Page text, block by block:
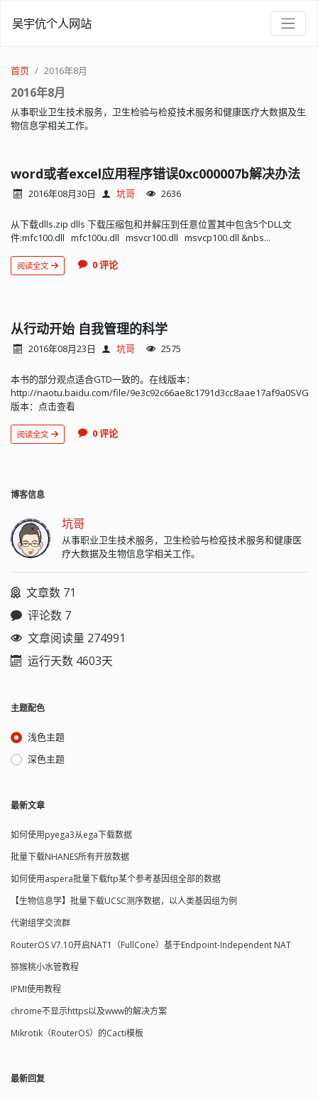
吴宇伉个人网站
首页 2016年8月
2016年8月
从事职业卫生技术服务，卫生检验与检疫技术服务和健康医疗大数据及生
物信息学相关工作。
word或者excel应用程序错误0xc000007b解决办法
2016年08月30日 坑哥 2636
从下载dlls.zip dlls 下载压缩包和并解压到任意位置其中包含5个DLL文
件:mfc100.dll mfc100u.dll msvcr100.dll msvcp100.dll &nbs...
阅读全文 0 评论
从行动开始 自我管理的科学
2016年08月23日 坑哥 2575
本书的部分观点适合GTD一致的。在线版本：
http://naotu.baidu.com/file/9e3c92c66ae8c1791d3cc8aae17af9a0SVG
版本：点击查看
阅读全文 0 评论
博客信息
坑哥
从事职业卫生技术服务，卫生检验与检疫技术服务和健康医
疗大数据及生物信息学相关工作。
文章数 71
评论数 7
文章阅读量 274991
运行天数 4603天
主题配色
浅色主题
深色主题
最新文章
如何使用pyega3从ega下载数据
批量下载NHANES所有开放数据
如何使用aspera批量下载ftp某个参考基因组全部的数据
【生物信息学】批量下载UCSC测序数据，以人类基因组为例
代谢组学交流群
RouterOS V7.10开启NAT1（FullCone）基于Endpoint-Independent NAT
猕猴桃小水管教程
IPMI使用教程
chrome不显示https以及www的解决方案
Mikrotik（RouterOS）的Cacti模板
最新回复